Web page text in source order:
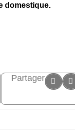
domestique.
Partager